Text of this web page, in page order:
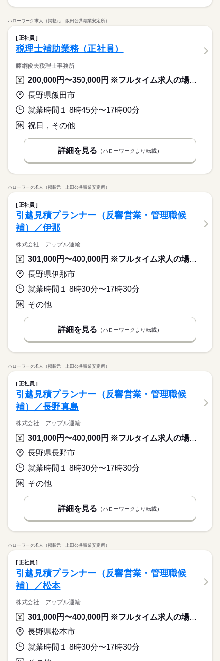
ハローワーク求人（掲載元：飯田公共職業安定所）
正社員
税理士補助業務（正社員）
藤綱俊夫税理士事務所
200,000円〜350,000円 ※フルタイム求人の場合は月額（換算額）、パート求人の場合は時間額を表示しています。
長野県飯田市
就業時間１ 8時45分〜17時00分
祝日，その他
詳細を見る （ハローワークより転載）
ハローワーク求人（掲載元：上田公共職業安定所）
正社員
引越見積プランナー（反響営業・管理職候
補）／伊那
株式会社 アップル運輸
301,000円〜400,000円 ※フルタイム求人の場合は月額（換算額）、パート求人の場合は時間額を表示しています。
長野県伊那市
就業時間１ 8時30分〜17時30分
その他
詳細を見る （ハローワークより転載）
ハローワーク求人（掲載元：上田公共職業安定所）
正社員
引越見積プランナー（反響営業・管理職候
補）／長野真島
株式会社 アップル運輸
301,000円〜400,000円 ※フルタイム求人の場合は月額（換算額）、パート求人の場合は時間額を表示しています。
長野県長野市
就業時間１ 8時30分〜17時30分
その他
詳細を見る （ハローワークより転載）
ハローワーク求人（掲載元：上田公共職業安定所）
正社員
引越見積プランナー（反響営業・管理職候
補）／松本
株式会社 アップル運輸
301,000円〜400,000円 ※フルタイム求人の場合は月額（換算額）、パート求人の場合は時間額を表示しています。
長野県松本市
就業時間１ 8時30分〜17時30分